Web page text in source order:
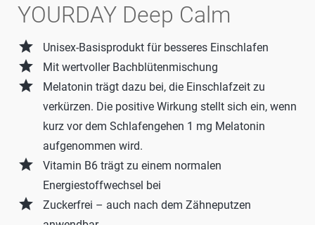
YOURDAY Deep Calm
grade Unisex-Basisprodukt für besseres Einschlafen
grade Mit wertvoller Bachblütenmischung
grade
Melatonin trägt dazu bei, die Einschlafzeit zu
verkürzen. Die positive Wirkung stellt sich ein, wenn
kurz vor dem Schlafengehen 1 mg Melatonin
aufgenommen wird.
grade
Vitamin B6 trägt zu einem normalen
Energiestoffwechsel bei
grade
Zuckerfrei – auch nach dem Zähneputzen